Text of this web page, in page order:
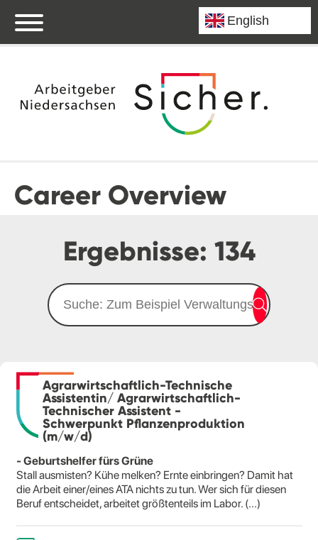
Career Overview
Ergebnisse: 134
Agrarwirtschaftlich-Technische
Assistentin/ Agrarwirtschaftlich-
Technischer Assistent -
Schwerpunkt Pflanzenproduktion
(m/w/d)
- Geburtshelfer fürs Grüne
Stall ausmisten? Kühe melken? Ernte einbringen? Damit hat
die Arbeit einer/eines ATA nichts zu tun. Wer sich für diesen
Beruf entscheidet, arbeitet größtenteils im Labor. (...)